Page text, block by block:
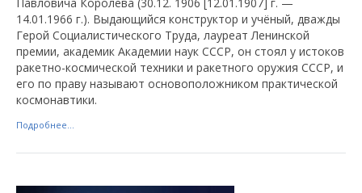
14.01.1966 г.). Выдающийся конструктор и учёный, дважды
Герой Социалистического Труда, лауреат Ленинской
премии, академик Академии наук СССР, он стоял у истоков
ракетно-космической техники и ракетного оружия СССР, и
его по праву называют основоположником практической
космонавтики.
Подробнее...